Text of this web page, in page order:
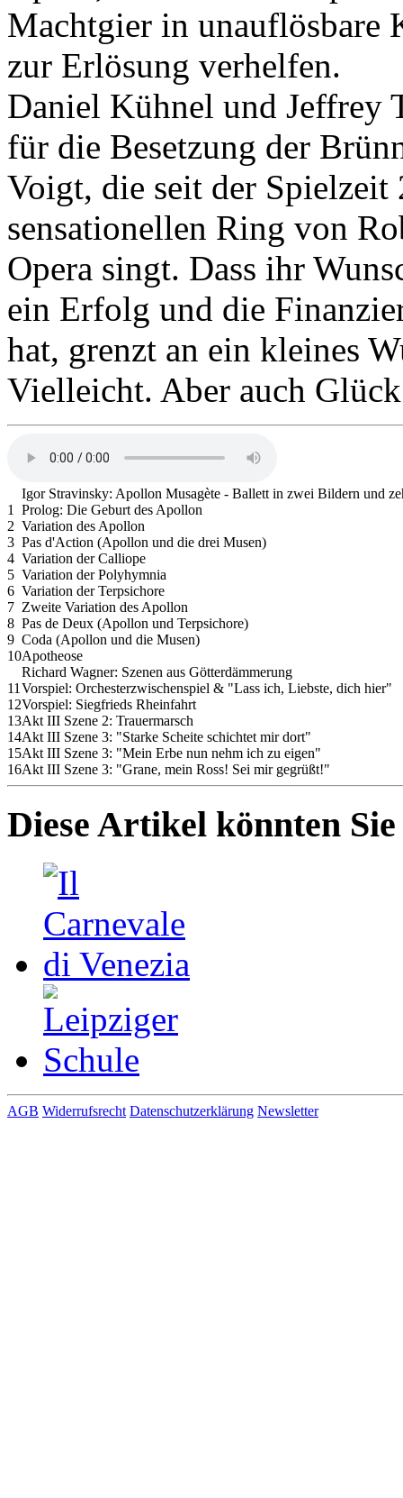
Machtgier in unauflösbare
zur Erlösung verhelfen.
Daniel Kühnel und Jeffrey
für die Besetzung der
Voigt, die seit der
sensationellen Ring von
Opera singt. Dass ihr
ein Erfolg und die
hat, grenzt an ein kleines
Vielleicht. Aber auch
Igor Stravinsky: Apollon Musagète - Ballett in zwei Bildern und
1
Prolog: Die Geburt des Apollon
2 Variation des Apollon
3 Pas d'Action (Apollon und die drei Musen)
4 Variation der Calliope
5 Variation der Polyhymnia
6 Variation der Terpsichore
7 Zweite Variation des Apollon
8 Pas de Deux (Apollon und Terpsichore)
9 Coda (Apollon und die Musen)
10Apotheose
Richard Wagner: Szenen aus Götterdämmerung
11 Vorspiel: Orchesterzwischenspiel & "Lass ich, Liebste, dich hier"
12Vorspiel: Siegfrieds Rheinfahrt
13Akt III Szene 2: Trauermarsch
14Akt III Szene 3: "Starke Scheite schichtet mir dort"
15Akt III Szene 3: "Mein Erbe nun nehm ich zu eigen"
16Akt III Szene 3: "Grane, mein Ross! Sei mir gegrüßt!"
Diese Artikel könnten
AGB Widerrufsrecht Datenschutzerklärung Newsletter